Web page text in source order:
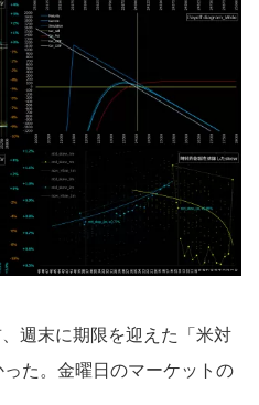
週末に期限を迎えた「米対
た。金曜日のマーケットの